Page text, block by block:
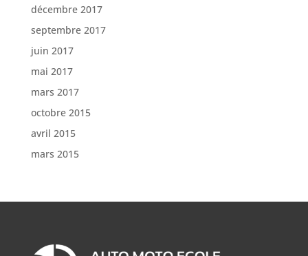
décembre 2017
septembre 2017
juin 2017
mai 2017
mars 2017
octobre 2015
avril 2015
mars 2015